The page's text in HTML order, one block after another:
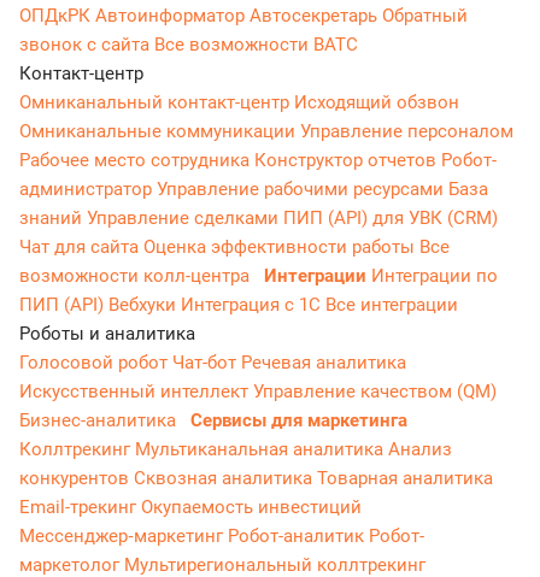
ОПДкРК Автоинформатор Автосекретарь Обратный
звонок с сайта Все возможности ВАТС
Контакт-центр
Омниканальный контакт-центр Исходящий обзвон
Омниканальные коммуникации Управление персоналом
Рабочее место сотрудника Конструктор отчетов Робот-
администратор Управление рабочими ресурсами База
знаний Управление сделками ПИП (API) для УВК (CRM)
Чат для сайта Оценка эффективности работы Все
возможности колл-центра
Интеграции Интеграции по
ПИП (API) Вебхуки Интеграция с 1С Все интеграции
Роботы и аналитика
Голосовой робот Чат-бот Речевая аналитика
Искусственный интеллект Управление качеством (QM)
Бизнес-аналитика
Сервисы для маркетинга
Коллтрекинг Мультиканальная аналитика Анализ
конкурентов Сквозная аналитика Товарная аналитика
Email-трекингОкупаемость инвестиций
Мессенджер‑маркетинг Робот-аналитик Робот-
маркетолог Мультирегиональный коллтрекинг